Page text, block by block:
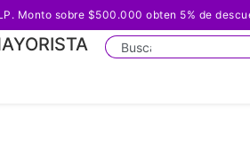
Monto sobre $500.000 obten 5% de